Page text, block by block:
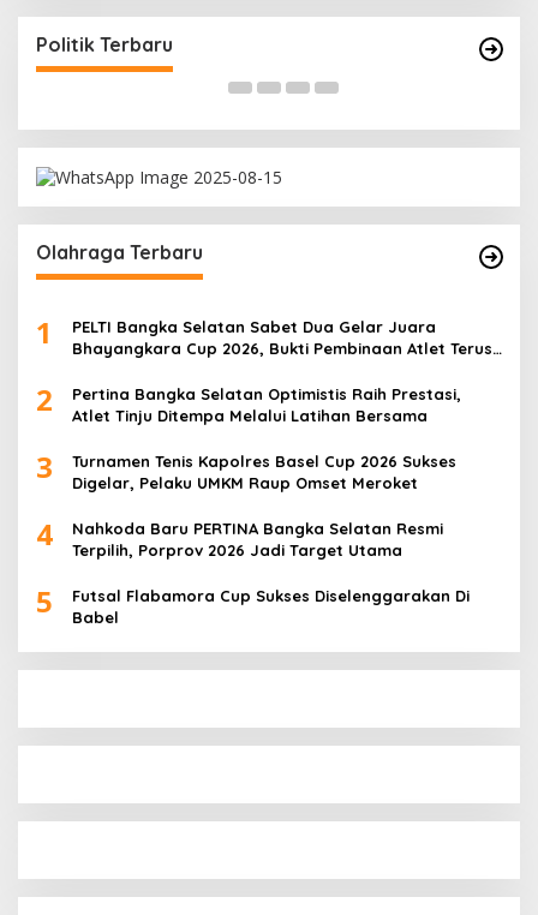
Politik Terbaru
PDI Perjuangan Bagikan Takjil
Di Bangka Selatan, Politik
Olahraga Terbaru
1
PELTI Bangka Selatan Sabet Dua Gelar Juara
Bhayangkara Cup 2026, Bukti Pembinaan Atlet Terus
2
Pertina Bangka Selatan Optimistis Raih Prestasi,
Atlet Tinju Ditempa Melalui Latihan Bersama
3
Turnamen Tenis Kapolres Basel Cup 2026 Sukses
Digelar, Pelaku UMKM Raup Omset Meroket
4
Nahkoda Baru PERTINA Bangka Selatan Resmi
Terpilih, Porprov 2026 Jadi Target Utama
5
Futsal Flabamora Cup Sukses Diselenggarakan Di
Babel